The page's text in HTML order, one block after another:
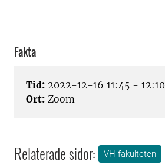
Fakta
Tid: 2022-12-16 11:45 - 12:10
Ort: Zoom
Relaterade sidor: VH-fakulteten